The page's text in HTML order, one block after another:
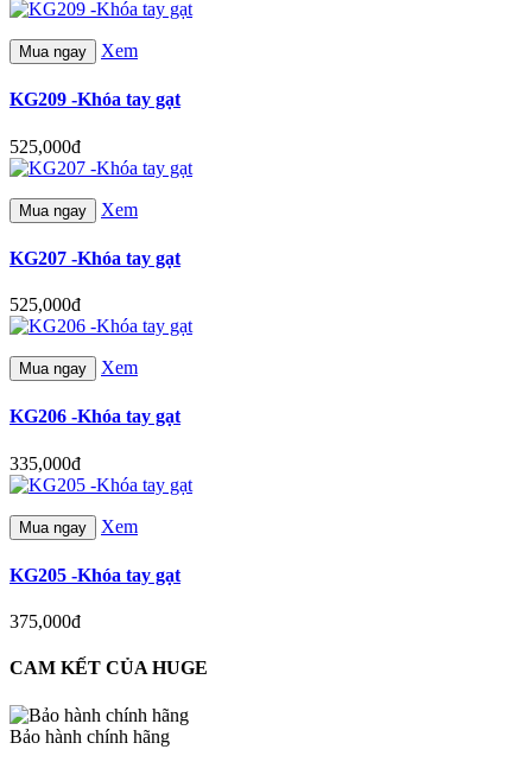
Mua ngay Xem
KG209 -Khóa tay gạt
525,000đ
Mua ngay Xem
KG207 -Khóa tay gạt
525,000đ
Mua ngay Xem
KG206 -Khóa tay gạt
335,000đ
Mua ngay Xem
KG205 -Khóa tay gạt
375,000đ
CAM KẾT CỦA HUGE
Bảo hành chính hãng